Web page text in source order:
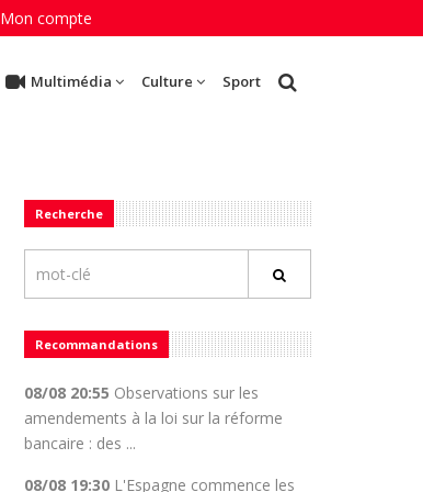
Mon compte
Multimédia Culture Sport
Recherche
Recommandations
08/08 20:55 Observations sur les
amendements à la loi sur la réforme
bancaire : des ...
08/08 19:30L'Espagne commence les